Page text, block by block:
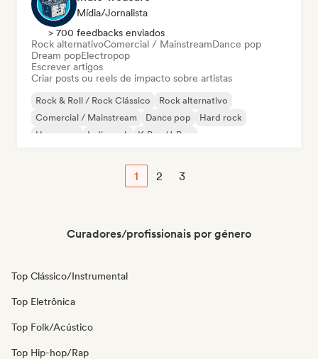
Mídia/Jornalista
> 700 feedbacks enviados
Rock alternativoComercial / MainstreamDance pop
Dream popElectropop
Escrever artigos
Criar posts ou reels de impacto sobre artistas
Rock & Roll / Rock Clássico
Rock alternativo
Comercial / Mainstream
Dance pop
Hard rock
Hyperpop
Indie rock K-Pop/J-Pop
1 2 3
Curadores/profissionais por género
Top Clássico/Instrumental
Top Eletrônica
Top Folk/Acústico
Top Hip-hop/Rap